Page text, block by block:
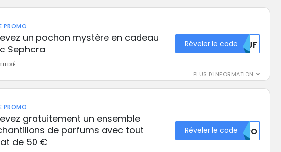
PROMO
un pochon mystère en cadeau
Sephora
PLUS D'INFORMATION
Réveler le code NJJF
PROMO
gratuitement un ensemble
de parfums avec tout
de 50 €
Réveler le code U1RO